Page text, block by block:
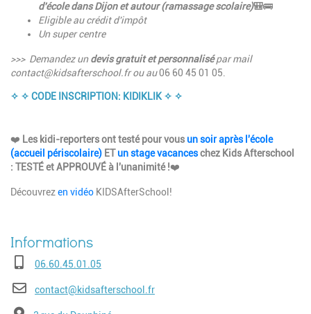
d'école dans Dijon et autour (ramassage scolaire)🎒🚌
Eligible au crédit d'impôt
Un super centre
>>> Demandez undevis gratuit et personnalisépar mail
contact@kidsafterschool.frou au06 60 45 01 05.
✧ ✧ CODE INSCRIPTION: KIDIKLIK ✧ ✧
❤️ Les kidi-reporters ont testé pour vous un soir après l'école
(accueil périscolaire) ETun stage vacanceschez Kids Afterschool
: TESTÉ et APPROUVÉ à l'unanimité !❤️
Découvrezen vidéo KIDSAfterSchool!
Téléphone06.60.45.01.05
E-mailcontact@kidsafterschool.fr